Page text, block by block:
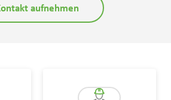
aufnehmen